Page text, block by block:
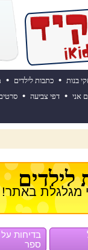
בנות • כתבות לילדים •
אני • דפי צביעה •
השבוע? לחצו כאן!
לילדים
מגלגלת באתר!
בדיחות
ספר